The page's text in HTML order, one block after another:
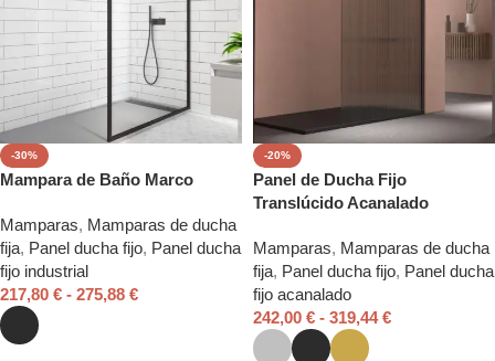
-30%
Mampara de Baño Marco
Mamparas, Mamparas de ducha
fija, Panel ducha fijo, Panel ducha
fijo industrial
217,80 € - 275,88 €
-20%
Panel de Ducha Fijo
Translúcido Acanalado
Mamparas, Mamparas de ducha
fija, Panel ducha fijo, Panel ducha
fijo acanalado
242,00 € - 319,44€